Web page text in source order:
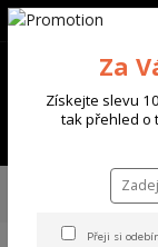
+420 702 136 620
Shirt french/vanilla S
Za
Získejte slevu
tak přehled o
Přeji si